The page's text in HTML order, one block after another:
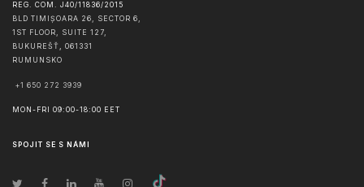
REG. COM. J40/11836/2015
BLD TIMIȘOARA 26, SECTOR 6,
1ST FLOOR, SUITE 127,
BUKUREŠŤ , 061331
RUMUNSKO
+1 650 272 3939
MON-FRI 09:00-18:00 EET
SPOJIT SE S NÁMI